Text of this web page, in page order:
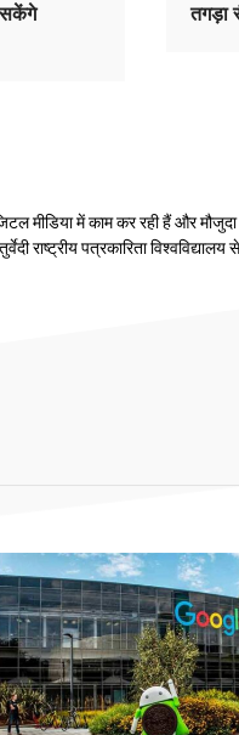
सकेंगे
तगड़ा
मीडिया में काम कर रही हैं और
राष्ट्रीय पत्रकारिता